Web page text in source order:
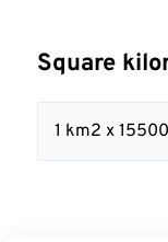
Square
1 km2 x